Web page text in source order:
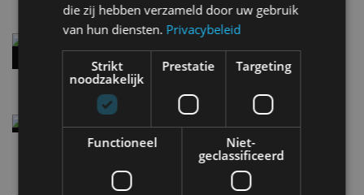
Audi A2 e-Tron mikt op verbruik van 12,8 kWh
per 100 kilometer
4 aug
als een Renault Twingo
die zij hebben verzameld door uw gebruik
van hun diensten. Privacybeleid
Strikt
noodzakelijk
Prestatie Targeting
Functioneel
Niet-
geclassificeerd